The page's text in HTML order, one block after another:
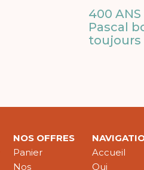
400 ANS
Pascal
toujours
NOS OFFRES
Panier
Nos
Accueil
Qui